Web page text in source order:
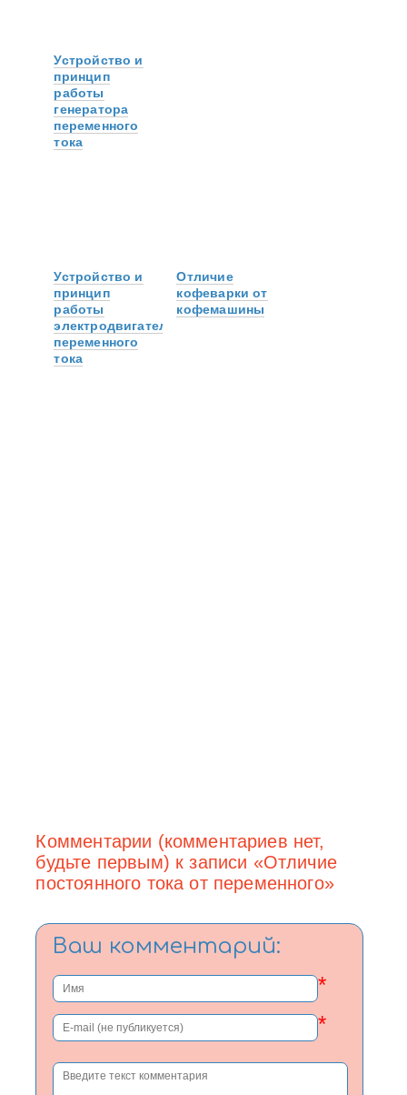
Устройство и
принцип
работы
генератора
переменного
тока
Устройство и
принцип
работы
электродвигателя
переменного
тока
Отличие
кофеварки от
кофемашины
Комментарии (комментариев нет,
будьте первым) к записи «Отличие
постоянного тока от переменного»
Ваш комментарий:
*
*